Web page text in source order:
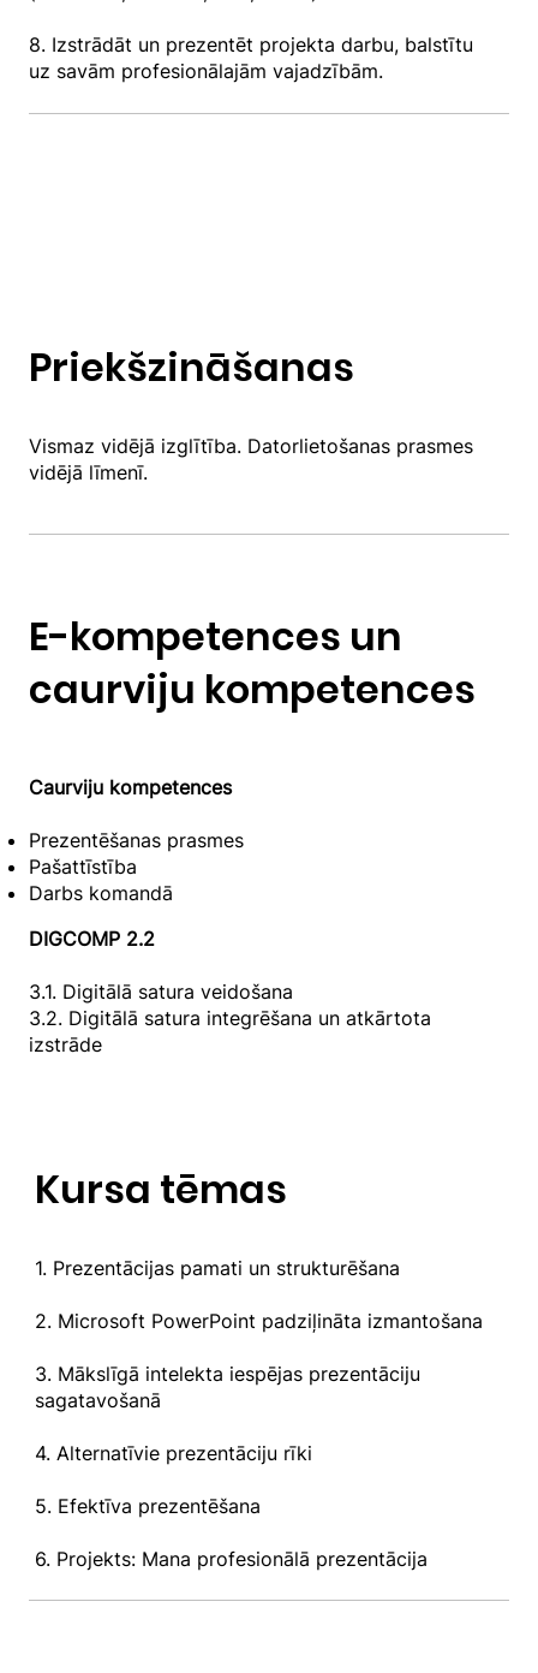
8. Izstrādāt un prezentēt projekta darbu, balstītu
uz savām profesionālajām vajadzībām.
Caurviju kompetences
Prezentēšanas prasmes
Pašattīstība
Darbs komandā
DIGCOMP 2.2
3.1. Digitālā satura veidošana
3.2. Digitālā satura integrēšana un atkārtota
izstrāde
E-kompetences un
caurviju kompetences
Priekšzināšanas
Vismaz vidējā izglītība. Datorlietošanas prasmes
vidējā līmenī.
Kursa tēmas
1. Prezentācijas pamati un strukturēšana
2. Microsoft PowerPoint padziļināta izmantošana
3. Mākslīgā intelekta iespējas prezentāciju
sagatavošanā
4. Alternatīvie prezentāciju rīki
5. Efektīva prezentēšana
6. Projekts: Mana profesionālā prezentācija